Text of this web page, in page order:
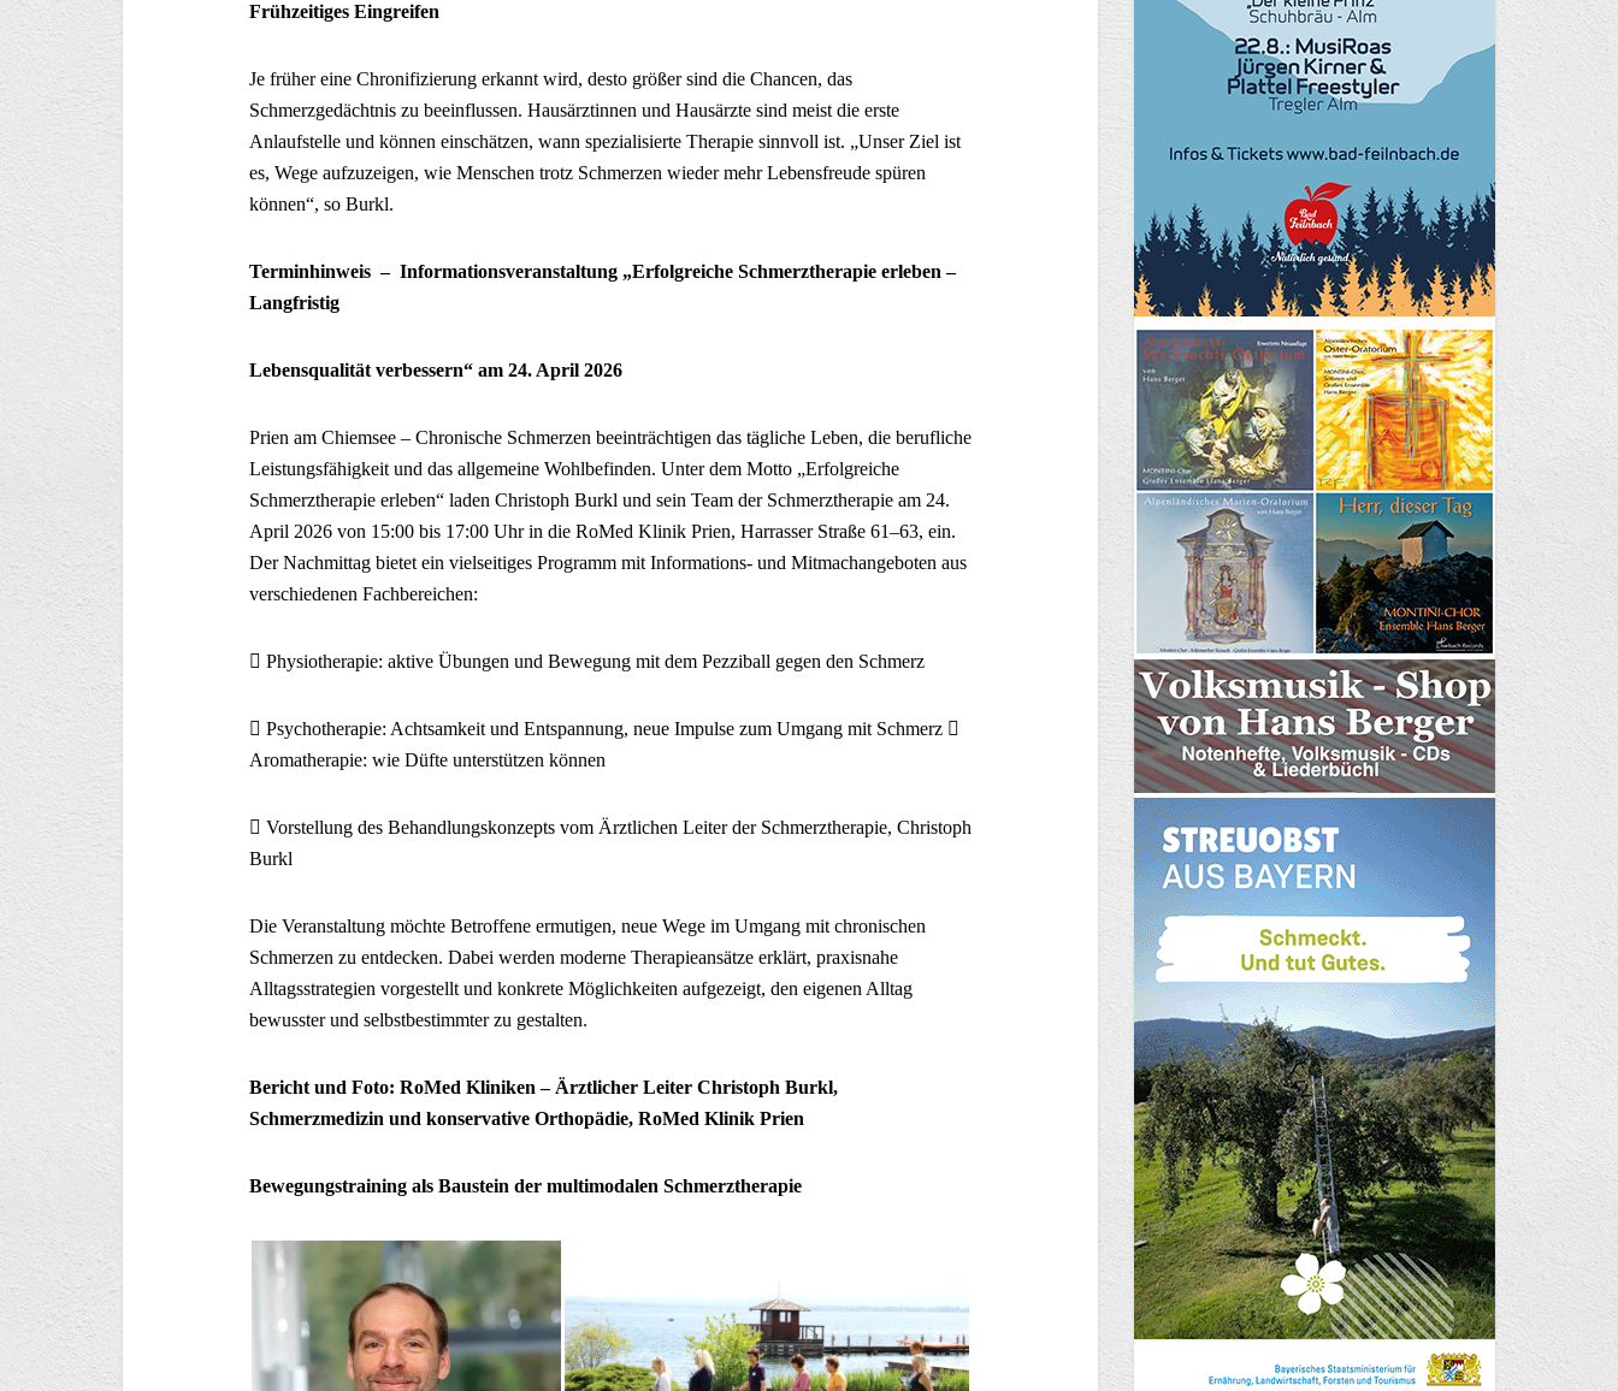
Frühzeitiges Eingreifen
Je früher eine Chronifizierung erkannt wird, desto größer sind die Chancen, das
Schmerzgedächtnis zu beeinflussen. Hausärztinnen und Hausärzte sind meist die erste
Anlaufstelle und können einschätzen, wann spezialisierte Therapie sinnvoll ist. „Unser Ziel ist
es, Wege aufzuzeigen, wie Menschen trotz Schmerzen wieder mehr Lebensfreude spüren
können“, so Burkl.
Terminhinweis – Informationsveranstaltung „Erfolgreiche Schmerztherapie erleben –
Langfristig
Lebensqualität verbessern“ am 24. April 2026
Prien am Chiemsee – Chronische Schmerzen beeinträchtigen das tägliche Leben, die berufliche
Leistungsfähigkeit und das allgemeine Wohlbefinden. Unter dem Motto „Erfolgreiche
Schmerztherapie erleben“ laden Christoph Burkl und sein Team der Schmerztherapie am 24.
April 2026 von 15:00 bis 17:00 Uhr in die RoMed Klinik Prien, Harrasser Straße 61–63, ein.
Der Nachmittag bietet ein vielseitiges Programm mit Informations- und Mitmachangeboten aus
verschiedenen Fachbereichen:
 Physiotherapie: aktive Übungen und Bewegung mit dem Pezziball gegen den Schmerz
 Psychotherapie: Achtsamkeit und Entspannung, neue Impulse zum Umgang mit Schmerz 
Aromatherapie: wie Düfte unterstützen können
 Vorstellung des Behandlungskonzepts vom Ärztlichen Leiter der Schmerztherapie, Christoph
Burkl
Die Veranstaltung möchte Betroffene ermutigen, neue Wege im Umgang mit chronischen
Schmerzen zu entdecken. Dabei werden moderne Therapieansätze erklärt, praxisnahe
Alltagsstrategien vorgestellt und konkrete Möglichkeiten aufgezeigt, den eigenen Alltag
bewusster und selbstbestimmter zu gestalten.
Bericht und Foto: RoMed Kliniken – Ärztlicher Leiter Christoph Burkl,
Schmerzmedizin und konservative Orthopädie, RoMed Klinik Prien
Bewegungstraining als Baustein der multimodalen Schmerztherapie